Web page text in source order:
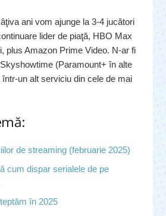
ani vom ajunge la 3-4 jucători
lider de piaţă, HBO Max
plus Amazon Prime Video. N-ar fi
(Paramount+ în alte
un alt serviciu din cele de mai
de streaming (februarie 2025)
cum dispar serialele de pe
în 2025